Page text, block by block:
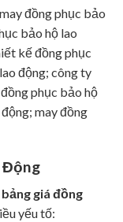
đồng phục bảo
bảo hộ lao
kế đồng phục
động; công ty
phục bảo hộ
may đồng
Động
bảng giá đồng
yếu tố: